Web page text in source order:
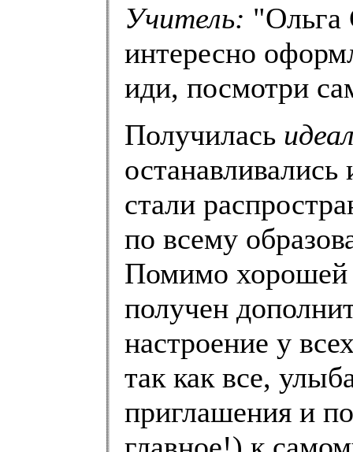
Учитель: "Ольга
интересно
иди, посмотри
Получилась
стали
по всему
Помимо хорошей
получен
настроение у
так как все,
приглашения и